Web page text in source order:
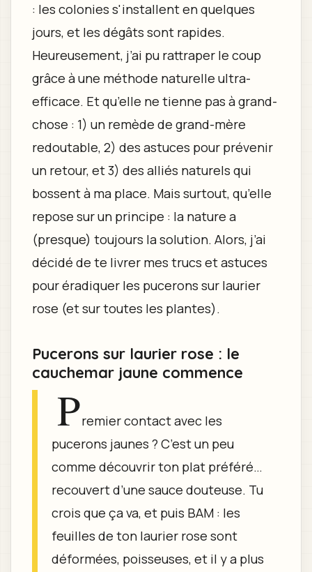
: les colonies s'installent en quelques
jours, et les dégâts sont rapides.
Heureusement, j’ai pu rattraper le coup
grâce à une méthode naturelle ultra-
efficace. Et qu’elle ne tienne pas à grand-
chose : 1) un remède de grand-mère
redoutable, 2) des astuces pour prévenir
un retour, et 3) des alliés naturels qui
bossent à ma place. Mais surtout, qu’elle
repose sur un principe : la nature a
(presque) toujours la solution. Alors, j’ai
décidé de te livrer mes trucs et astuces
pour éradiquer les pucerons sur laurier
rose (et sur toutes les plantes).
Pucerons sur laurier rose : le
cauchemar jaune commence
Premier contact avec les
pucerons jaunes ? C’est un peu
comme découvrir ton plat préféré…
recouvert d’une sauce douteuse. Tu
crois que ça va, et puis BAM : les
feuilles de ton laurier rose sont
déformées, poisseuses, et il y a plus